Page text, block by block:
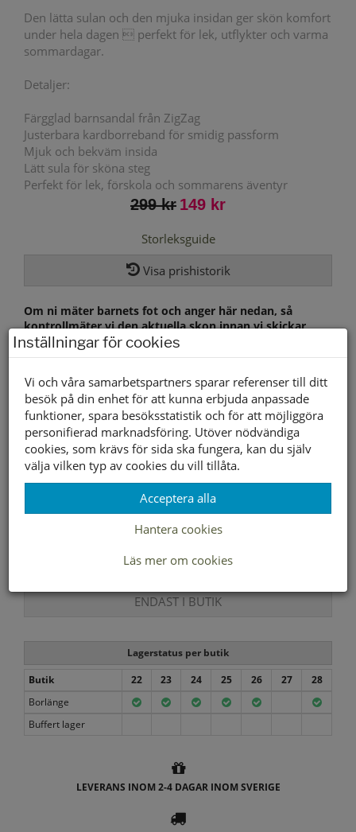
Den lätta sulan och den mjuka insidan ger skön komfort
under hela dagen  perfekt för lek, utflykter och varma
sommardagar.
Detaljer:
Färgglad barnsandal från ZigZag
Justerbara kardborreband för smidig passform
Mjuk och bekväm insida
Lätt sula för sköna steg
Perfekt för lek, förskola och sommarens äventyr
299 kr 149 kr
Storleksguide
Visa prishistorik
Om ni mäter barnets fot och anger här nedan, så
kontrollmäter vi den aktuella skon innan vi skickar
den.
ENDAST I BUTIK
Lagerstatus per butik
Butik
22 23 24 25 26 27
28
Borlänge
Buffert lager
LEVERANS INOM 2-4 DAGAR INOM SVERIGE
Inställningar för cookies
Vi och våra samarbetspartners sparar referenser till ditt
besök på din enhet för att kunna erbjuda anpassade
funktioner, spara besöksstatistik och för att möjliggöra
personifierad marknadsföring. Utöver nödvändiga
cookies, som krävs för sida ska fungera, kan du själv
välja vilken typ av cookies du vill tillåta.
Acceptera alla
Hantera cookies
Läs mer om cookies